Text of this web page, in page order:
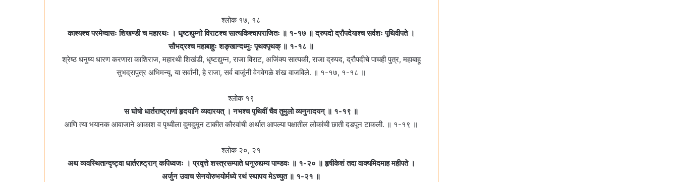
श्लोक १७, १८
काश्यश्च परमेष्वासः शिखण्डी च महारथः । धृष्टद्युम्नो विराटश्च सात्यकिश्चापराजितः ॥ १-१७ ॥ द्रुपदो द्रौपदेयाश्च सर्वशः पृथिवीपते ।
सौभद्रश्च महाबाहुः शङ्खान्दध्मुः पृथक्पृथक्‌ ॥ १-१८ ॥
श्रेष्ठ धनुष्य धारण करणारा काशिराज, महारथी शिखंडी, धृष्टद्युम्न, राजा विराट, अजिंक्य सात्यकी, राजा द्रुपद, द्रौपदीचे पाचही पुत्र, महाबाहू
सुभद्रापुत्र अभिमन्यू, या सर्वांनी, हे राजा, सर्व बाजूंनी वेगवेगळे शंख वाजविले. ॥ १-१७, १-१८ ॥
श्लोक १९
स घोषो धार्तराष्ट्राणां हृदयानि व्यदारयत्‌ । नभश्च पृथिवीं चैव तुमुलो व्यनुनादयन्‌ ॥ १-१९ ॥
आणि त्या भयानक आवाजाने आकाश व पृथ्वीला दुमदुमून टाकीत कौरवांची अर्थात आपल्या पक्षातील लोकांची छाती दडपून टाकली. ॥ १-१९ ॥
श्लोक २०, २१
अथ व्यवस्थितान्दृष्ट्वा धार्तराष्ट्रान्‌ कपिध्वजः । प्रवृत्ते शस्त्रसम्पाते धनुरुद्यम्य पाण्डवः ॥ १-२० ॥ हृषीकेशं तदा वाक्यमिदमाह महीपते ।
अर्जुन उवाच सेनयोरुभयोर्मध्ये रथं स्थापय मेऽच्युत ॥ १-२१ ॥